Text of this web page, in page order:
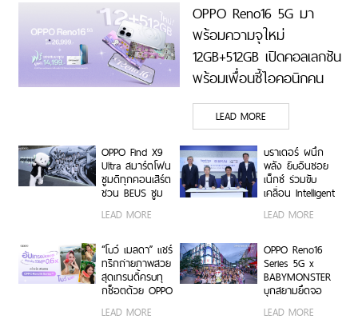
OPPO Reno16 5G มา
พร้อมความจุใหม่
12GB+512GB เปิดคอลเลกชัน
พร้อมเพื่อนซี้ไอคอนิกคน
ล่าสุด Pingu Limited
Edition เติมความน่ารักทุก
โมเมนต์ เริ่ม 7 ส.ค. 69
LEAD MORE
OPPO Find X9
Ultra สมาร์ตโฟน
ซูมดีทุกคอนเสิร์ต
ชวน BEUS ซูม
ความสนุกสุดคม
BUS LIGHT AS
ONE
LEAD MORE
บราเดอร์ ผนึก
พลัง ยิบอินซอย
เน็กซ์ ร่วมขับ
เคลื่อน Intelligent
Transformation
Platform ยก
ระดับการจัดการ
ข้อมูลสู่ยุค
Digital-First
Enterprise
LEAD MORE
“โบว์ เมลดา” แชร์
ทริกถ่ายภาพสวย
สุดเทรนดี้ครบทุ
กช็อตด้วย OPPO
5G
LEAD MORE
OPPO Reno16
Series 5G x
BABYMONSTER
บุกสยามยึดจอ
บันดาลใจให้ทุก
LEAD MORE